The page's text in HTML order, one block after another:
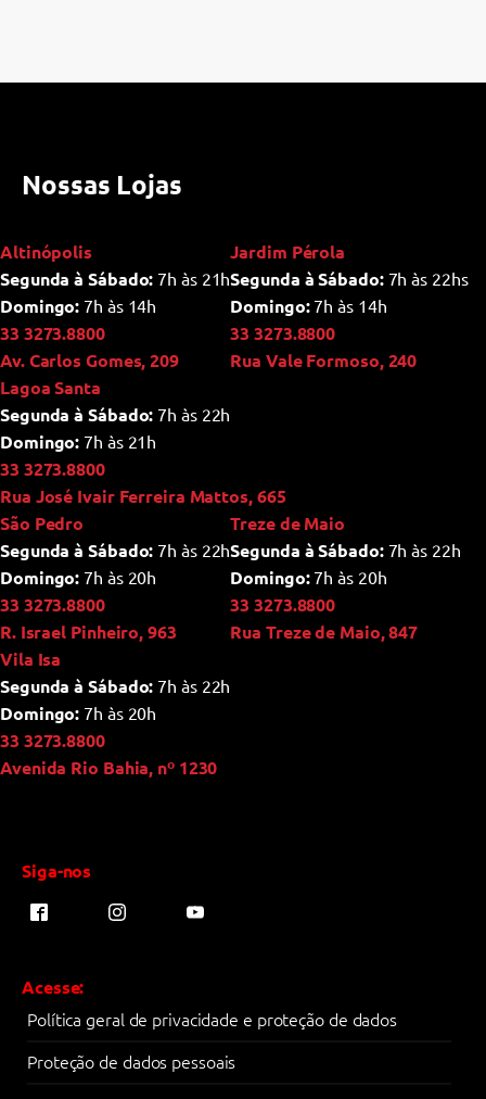
Nossas Lojas
Altinópolis
Segunda à Sábado: 7h às 21h
Domingo: 7h às 14h
33 3273.8800
Av. Carlos Gomes, 209
Jardim Pérola
Segunda à Sábado:7h às 22hs
Domingo:7h às 14h
33 3273.8800
Rua Vale Formoso, 240
Lagoa Santa
Segunda à Sábado: 7h às 22h
Domingo: 7h às 21h
33 3273.8800
Rua José Ivair Ferreira Mattos, 665
São Pedro
Segunda à Sábado: 7h às 22h
Domingo: 7h às 20h
33 3273.8800
R. Israel Pinheiro, 963
Treze de Maio
Segunda à Sábado:7h às 22h
Domingo:7h às 20h
33 3273.8800
Rua Treze de Maio, 847
Vila Isa
Segunda à Sábado: 7h às 22h
Domingo: 7h às 20h
33 3273.8800
Avenida Rio Bahia, nº 1230
Siga-nos
Acesse:
Política geral de privacidade e proteção de dados
Proteção de dados pessoais